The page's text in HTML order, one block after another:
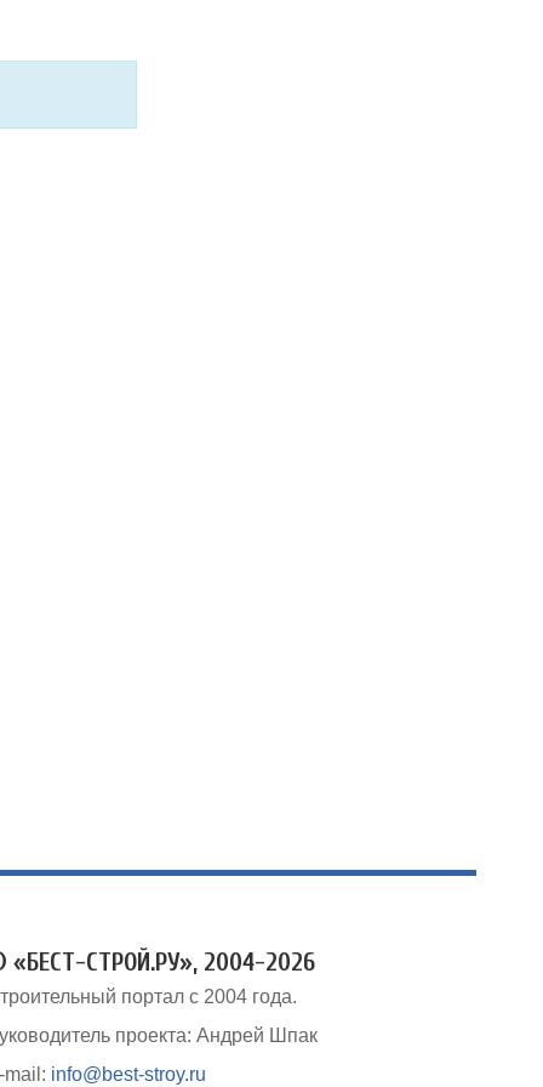
«БЕСТ-СТРОЙ.РУ», 2004-2026
портал с 2004 года.
проекта: Андрей Шпак
mail: info@best-stroy.ru